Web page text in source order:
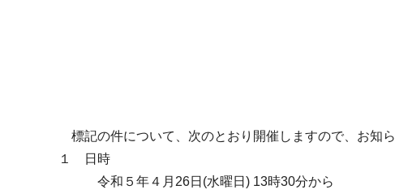
標記の件について、次のとおり開催しますので、お知ら
１ 日時
令和５年４月26日(水曜日) 13時30分から